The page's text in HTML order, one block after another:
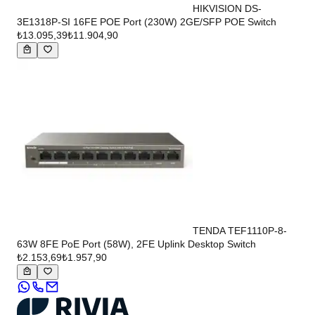
HIKVISION DS-
3E1318P-SI 16FE POE Port (230W) 2GE/SFP POE Switch
₺13.095,39₺11.904,90
TENDA TEF1110P-8-
63W 8FE PoE Port (58W), 2FE Uplink Desktop Switch
₺2.153,69₺1.957,90